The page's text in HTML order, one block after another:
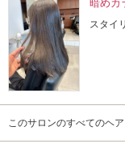
暗めカ
スタイ
このサロンのすべてのヘ